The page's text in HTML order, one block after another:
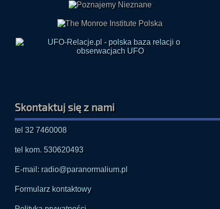
tel 32 7460008
tel kom. 530620493
E-mail: radio@paranormalium.pl
Formularz kontaktowy
Polityka prywatności